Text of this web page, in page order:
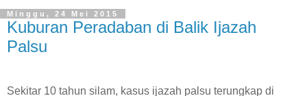
Minggu, 24 Mei 2015
Kuburan Peradaban di Balik Ijazah
Palsu
Sekitar 10 tahun silam, kasus ijazah palsu terungkap di